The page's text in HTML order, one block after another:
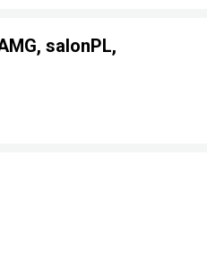
salonPL,